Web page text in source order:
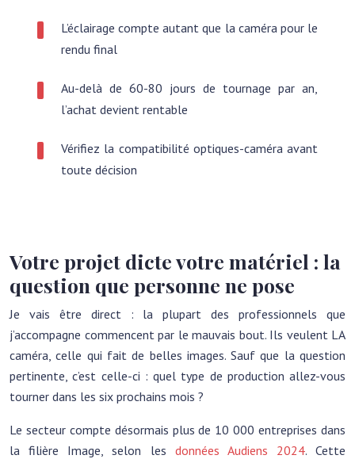
L’éclairage compte autant que la caméra pour le
rendu final
Au-delà de 60-80 jours de tournage par an,
l’achat devient rentable
Vérifiez la compatibilité optiques-caméra avant
toute décision
Votre projet dicte votre matériel : la
question que personne ne pose
Je vais être direct : la plupart des professionnels que
j’accompagne commencent par le mauvais bout. Ils veulent LA
caméra, celle qui fait de belles images. Sauf que la question
pertinente, c’est celle-ci : quel type de production allez-vous
tourner dans les six prochains mois ?
Le secteur compte désormais plus de 10 000 entreprises dans
la filière Image, selon les données Audiens 2024. Cette